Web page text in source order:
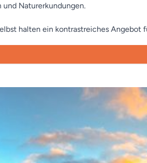
und Naturerkundungen.
halten ein kontrastreiches